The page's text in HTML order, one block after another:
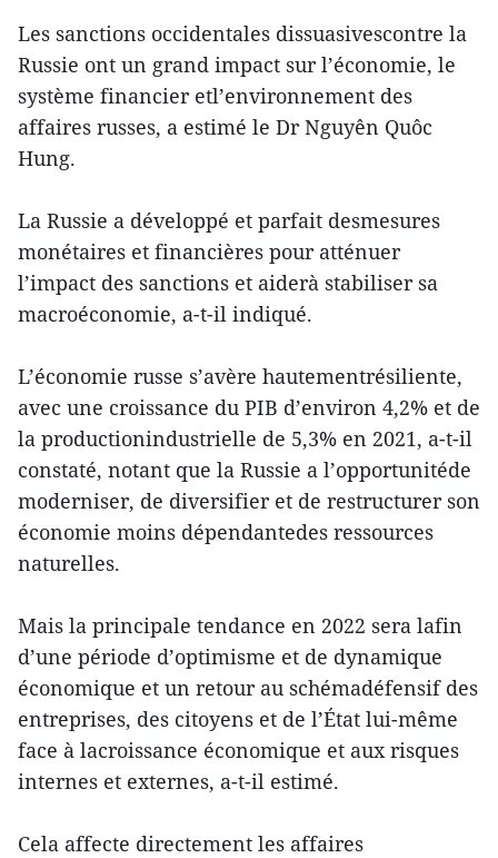
Les sanctions occidentales dissuasivescontre la
Russie ont un grand impact sur l’économie, le
système financier etl’environnement des
affaires russes, a estimé le Dr Nguyên Quôc
Hung.
La Russie a développé et parfait desmesures
monétaires et financières pour atténuer
l’impact des sanctions et aiderà stabiliser sa
macroéconomie, a-t-il indiqué.
L’économie russe s’avère hautementrésiliente,
avec une croissance du PIB d’environ 4,2% et de
la productionindustrielle de 5,3% en 2021, a-t-il
constaté, notant que la Russie a l’opportunitéde
moderniser, de diversifier et de restructurer son
économie moins dépendantedes ressources
naturelles.
Mais la principale tendance en 2022 sera lafin
d’une période d’optimisme et de dynamique
économique et un retour au schémadéfensif des
entreprises, des citoyens et de l’État lui-même
face à lacroissance économique et aux risques
internes et externes, a-t-il estimé.
Cela affecte directement les affaires